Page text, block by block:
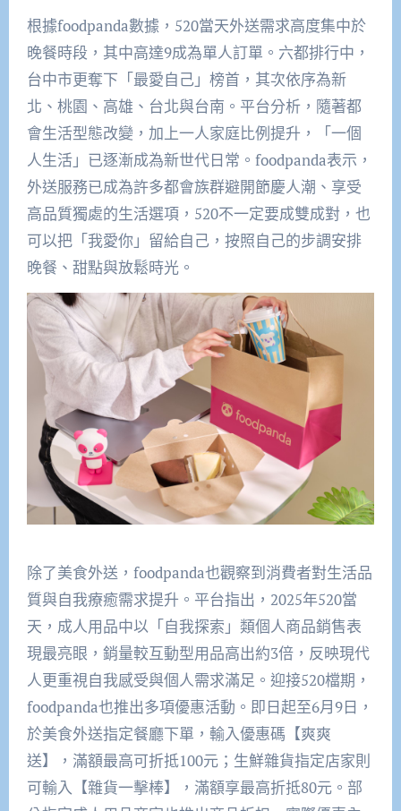
根據foodpanda數據，520當天外送需求高度集中於
晚餐時段，其中高達9成為單人訂單。六都排行中，
台中市更奪下「最愛自己」榜首，其次依序為新
北、桃園、高雄、台北與台南。平台分析，隨著都
會生活型態改變，加上一人家庭比例提升，「一個
人生活」已逐漸成為新世代日常。foodpanda表示，
外送服務已成為許多都會族群避開節慶人潮、享受
高品質獨處的生活選項，520不一定要成雙成對，也
可以把「我愛你」留給自己，按照自己的步調安排
晚餐、甜點與放鬆時光。
除了美食外送，foodpanda也觀察到消費者對生活品
質與自我療癒需求提升。平台指出，2025年520當
天，成人用品中以「自我探索」類個人商品銷售表
現最亮眼，銷量較互動型用品高出約3倍，反映現代
人更重視自我感受與個人需求滿足。迎接520檔期，
foodpanda也推出多項優惠活動。即日起至6月9日，
於美食外送指定餐廳下單，輸入優惠碼【爽爽
送】，滿額最高可折抵100元；生鮮雜貨指定店家則
可輸入【雜貨一擊棒】，滿額享最高折抵80元。部